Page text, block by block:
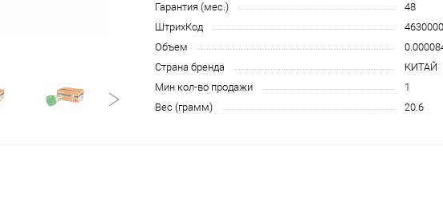
Гарантия (мес.)
48
ШтрихКод
Объем
Страна бренда
КИТАЙ
Мин кол-во продажи
1
Вес (грамм)
20.6